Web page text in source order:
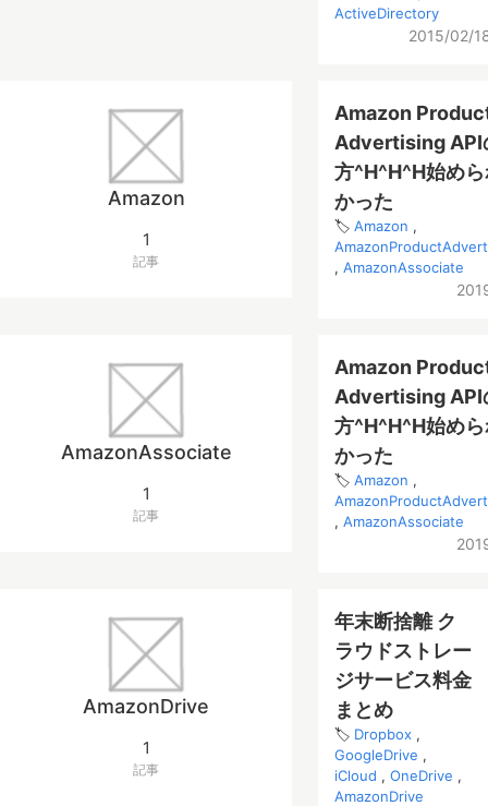
ActiveDirectory
2015/02/
Amazon
1
記事
Amazon
Advertising API
方^H^H^H始め
かった
Amazon
AmazonAssociate
AmazonAssociate
1
記事
Amazon
Advertising API
方^H^H^H始め
かった
Amazon
AmazonAssociate
AmazonDrive
1
記事
年末断捨離 ク
ラウドストレー
ジサービス料金
まとめ
Dropbox
GoogleDrive
iCloud
OneDrive
AmazonDrive